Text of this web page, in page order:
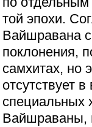
той эпохи.
Вайшравана
поклонения,
самхитах, но
отсутствует
специальных
Вайшраваны,